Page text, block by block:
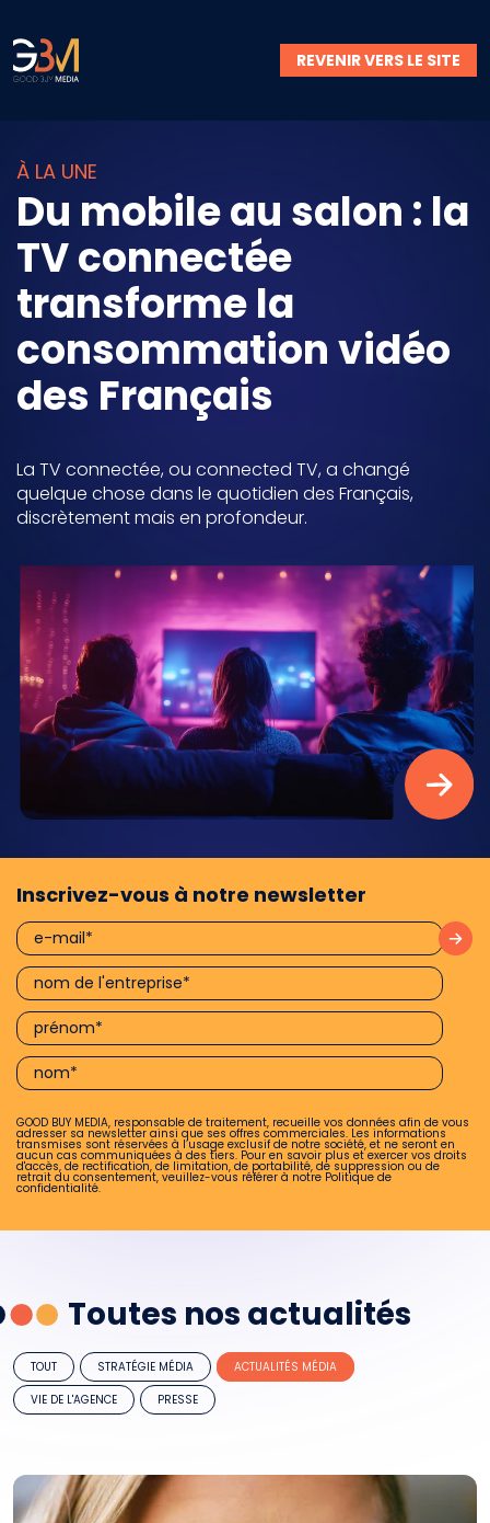
REVENIR VERS LE SITE
À LA UNE
Du mobile au salon : la
TV connectée
transforme la
consommation vidéo
des Français
La TV connectée, ou connected TV, a changé
quelque chose dans le quotidien des Français,
discrètement mais en profondeur.
Inscrivez-vous à notre newsletter
GOOD BUY MEDIA, responsable de traitement, recueille vos données afin de vous
adresser sa newsletter ainsi que ses offres commerciales. Les informations
transmises sont réservées à l’usage exclusif de notre société, et ne seront en
aucun cas communiquées à des tiers. Pour en savoir plus et exercer vos droits
d'accès, de rectification, de limitation, de portabilité, de suppression ou de
retrait du consentement, veuillez-vous référer à notre Politique de
confidentialité.
Toutes nos actualités
TOUT STRATÉGIE MÉDIA
ACTUALITÉS MÉDIA
VIE DE L'AGENCE
PRESSE